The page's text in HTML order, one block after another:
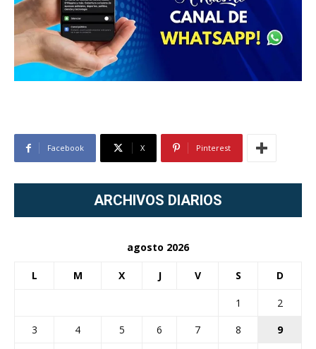
Facebook X Pinterest
ARCHIVOS DIARIOS
agosto 2026
L M X J V S D
1
2
3
4 5 6 7 8
9